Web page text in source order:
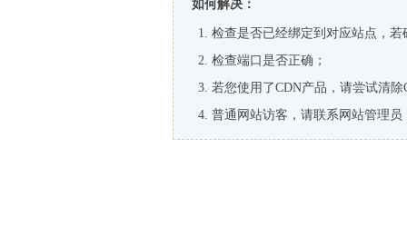
如何解决：
检查是否已经绑定到对应站点，
检查端口是否正确；
若您使用了CDN产品，请尝试清除
普通网站访客，请联系网站管理员